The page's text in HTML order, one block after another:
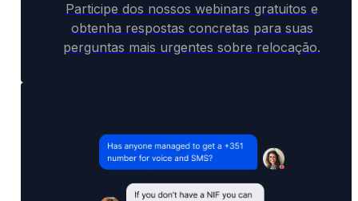
Participe dos nossos webinars gratuitos e
obtenha respostas concretas para suas
perguntas mais urgentes sobre relocação.